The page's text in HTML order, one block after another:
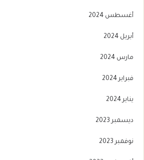
أغسطس 2024
أبريل 2024
مارس 2024
فبراير 2024
يناير 2024
ديسمبر 2023
نوفمبر 2023